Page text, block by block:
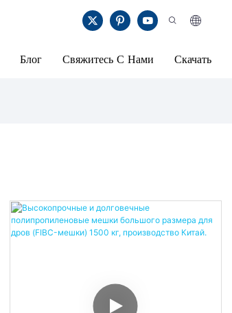
Блог Свяжитесь С Нами Скачать